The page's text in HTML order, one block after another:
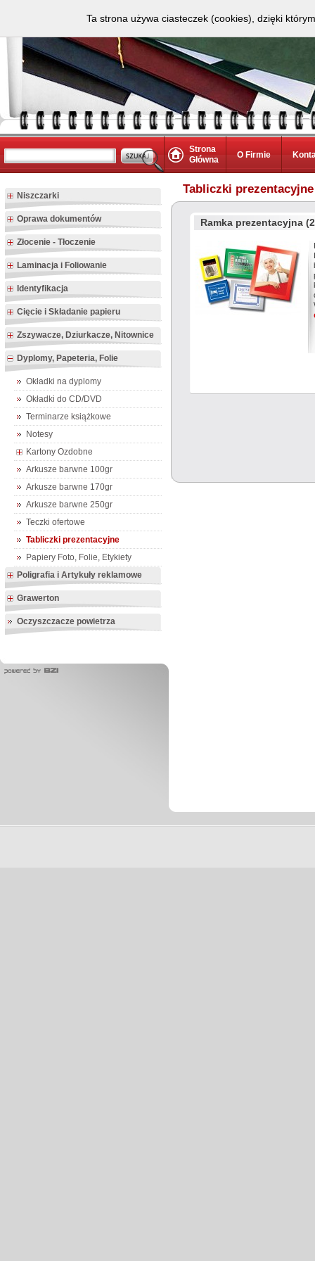
Strona
Główna
O Firmie
Niszczarki
Oprawa dokumentów
Złocenie - Tłoczenie
Laminacja i Foliowanie
Identyfikacja
Cięcie i Składanie papieru
Zszywacze, Dziurkacze, Nitownice
Dyplomy, Papeteria, Folie
Okładki na dyplomy
Okładki do CD/DVD
Terminarze książkowe
Notesy
Kartony Ozdobne
Arkusze barwne 100gr
Arkusze barwne 170gr
Arkusze barwne 250gr
Teczki ofertowe
Tabliczki prezentacyjne
Papiery Foto, Folie, Etykiety
Poligrafia i Artykuły reklamowe
Grawerton
Oczyszczacze powietrza
Tabliczki prezentacyjne
Ramka prezentacyjna
Ta strona używa ciasteczek (cookies), dzięki